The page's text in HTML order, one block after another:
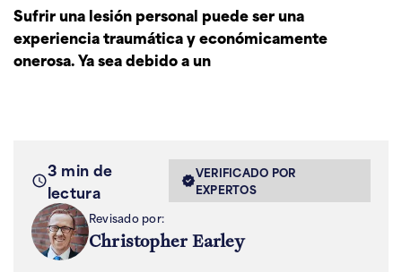
Sufrir una lesión personal puede ser una
experiencia traumática y económicamente
onerosa. Ya sea debido a un
3 min de
lectura
VERIFICADO POR
EXPERTOS
Revisado por:
Christopher Earley